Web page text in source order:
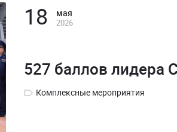
18 мая
2026
527 баллов лидера
Комплексные мероприятия